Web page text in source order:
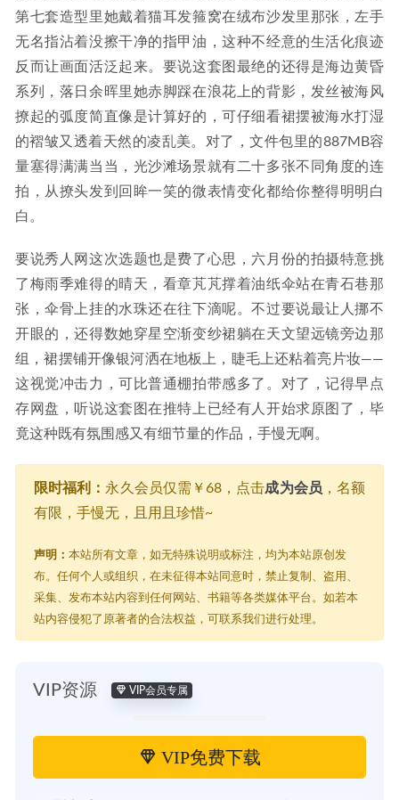
第七套造型里她戴着猫耳发箍窝在绒布沙发里那张，左手
无名指沾着没擦干净的指甲油，这种不经意的生活化痕迹
反而让画面活泛起来。要说这套图最绝的还得是海边黄昏
系列，落日余晖里她赤脚踩在浪花上的背影，发丝被海风
撩起的弧度简直像是计算好的，可仔细看裙摆被海水打湿
的褶皱又透着天然的凌乱美。对了，文件包里的887MB容
量塞得满满当当，光沙滩场景就有二十多张不同角度的连
拍，从撩头发到回眸一笑的微表情变化都给你整得明明白
白。
要说秀人网这次选题也是费了心思，六月份的拍摄特意挑
了梅雨季难得的晴天，看章芃芃撑着油纸伞站在青石巷那
张，伞骨上挂的水珠还在往下滴呢。不过要说最让人挪不
开眼的，还得数她穿星空渐变纱裙躺在天文望远镜旁边那
组，裙摆铺开像银河洒在地板上，睫毛上还粘着亮片妆——
这视觉冲击力，可比普通棚拍带感多了。对了，记得早点
存网盘，听说这套图在推特上已经有人开始求原图了，毕
竟这种既有氛围感又有细节量的作品，手慢无啊。
限时福利： 永久会员仅需￥68，点击成为会员 ，名额
有限，手慢无，且用且珍惜~
声明： 本站所有文章，如无特殊说明或标注，均为本站原创发
布。任何个人或组织，在未征得本站同意时，禁止复制、盗用、
采集、发布本站内容到任何网站、书籍等各类媒体平台。如若本
站内容侵犯了原著者的合法权益，可联系我们进行处理。
VIP资源 VIP会员专属
VIP免费下载